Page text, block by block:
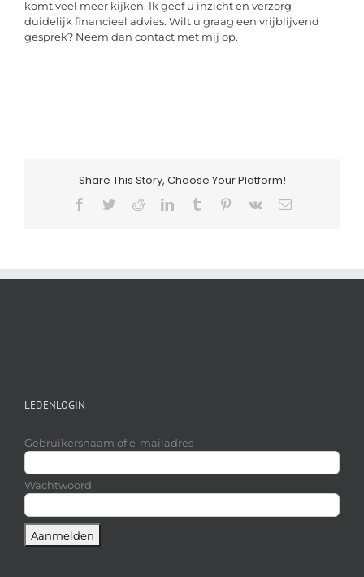
komt veel meer kijken. Ik geef u inzicht en verzorg
duidelijk financieel advies. Wilt u graag een vrijblijvend
gesprek? Neem dan contact met mij op.
Share This Story, Choose Your Platform!
Facebook
TwitterRedditLinkedInTumblr Pinterest
Vk
E-
LEDENLOGIN
Gebruikersnaam of e-mailadres
Wachtwoord